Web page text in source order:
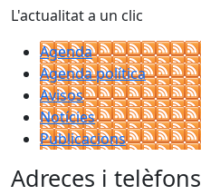
L'actualitat a un clic
Agenda
Agenda política
Avisos
Notícies
Publicacions
Adreces i telèfons